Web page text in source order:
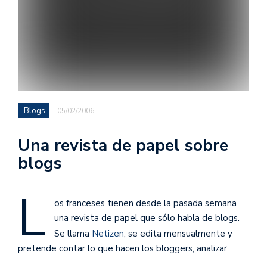
Blogs 05/02/2006
Una revista de papel sobre
blogs
L
os franceses tienen desde la pasada semana
una revista de papel que sólo habla de blogs.
Se llama Netizen, se edita mensualmente y
pretende contar lo que hacen los bloggers, analizar